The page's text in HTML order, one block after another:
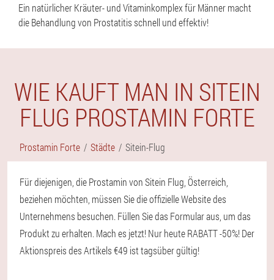
Ein natürlicher Kräuter- und Vitaminkomplex für Männer macht
die Behandlung von Prostatitis schnell und effektiv!
WIE KAUFT MAN IN SITEIN
FLUG PROSTAMIN FORTE
Prostamin Forte Städte Sitein-Flug
Für diejenigen, die Prostamin von Sitein Flug, Österreich,
beziehen möchten, müssen Sie die offizielle Website des
Unternehmens besuchen. Füllen Sie das Formular aus, um das
Produkt zu erhalten. Mach es jetzt! Nur heute RABATT -50%! Der
Aktionspreis des Artikels €49 ist tagsüber gültig!